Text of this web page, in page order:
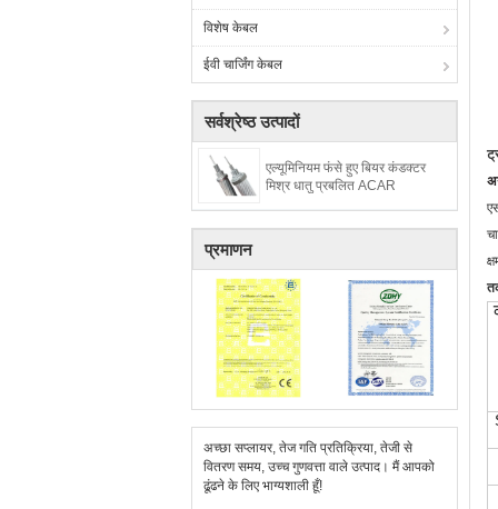
विशेष केबल
ईवी चार्जिंग केबल
सर्वश्रेष्ठ उत्पादों
एल्यूमिनियम फंसे हुए बियर कंडक्टर
मिश्र धातु प्रबलित ACAR
प्रमाणन
अच्छा सप्लायर, तेज गति प्रतिक्रिया, तेजी से
वितरण समय, उच्च गुणवत्ता वाले उत्पाद। मैं आपको
ढूंढने के लिए भाग्यशाली हूँ!